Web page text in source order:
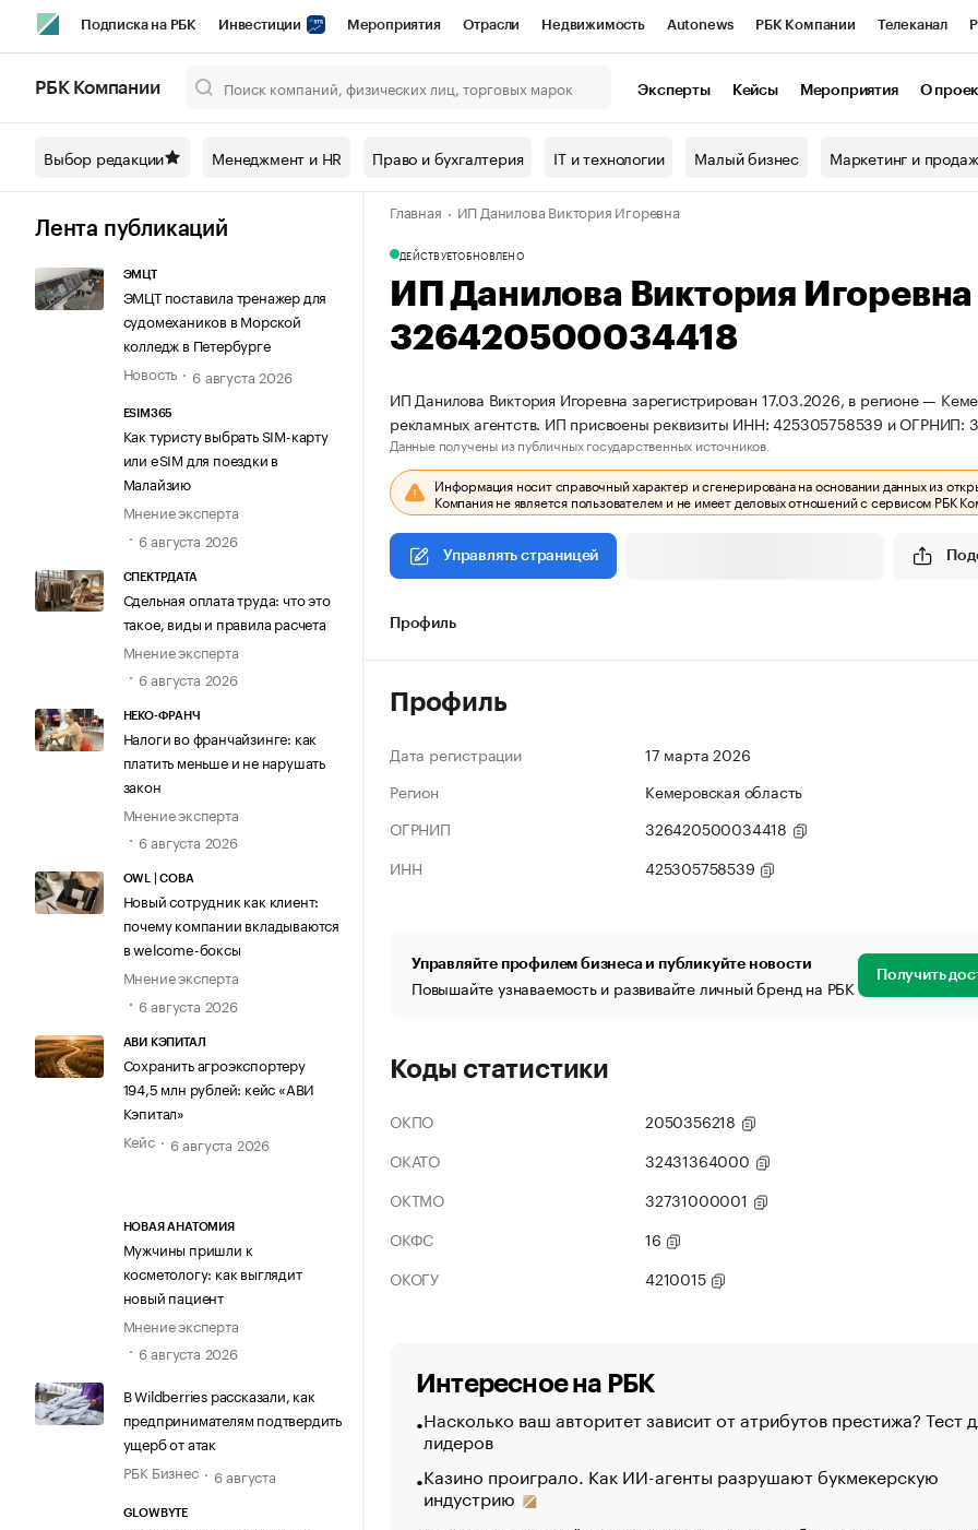
Подписка на РБК Инвестиции Мероприятия Отрасли Недвижимость Autonews РБК Компании Телеканал
Спецпроекты СПб Конференции СПб Спецпроекты Проверка контрагентов
Технологии и медиа Рынок наличной валюты
РБК Компании Эксперты Кейсы Мероприятия О
Выбор редакции Менеджмент и HR Право и бухгалтерия IT и технологии Малый бизнес Маркетинг и
Лента публикаций
ЭМЦТ
ЭМЦТ поставила тренажер для
судомехаников в Морской
колледж в Петербурге
Новость
6 августа 2026
ESIM365
Как туристу выбрать SIM-карту
или eSIM для поездки в
Малайзию
Мнение эксперта
6 августа 2026
СПЕКТРДАТА
Сдельная оплата труда: что это
такое, виды и правила расчета
Мнение эксперта
6 августа 2026
НЕКО-ФРАНЧ
Налоги во франчайзинге: как
платить меньше и не нарушать
закон
Мнение эксперта
6 августа 2026
OWL | СОВА
Новый сотрудник как клиент:
почему компании вкладываются
в welcome-боксы
Мнение эксперта
6 августа 2026
АВИ КЭПИТАЛ
Сохранить агроэкспортеру
194,5 млн рублей: кейс «АВИ
Кэпитал»
Кейс
6 августа 2026
НОВАЯ АНАТОМИЯ
Мужчины пришли к
косметологу: как выглядит
новый пациент
Мнение эксперта
6 августа 2026
В Wildberries рассказали, как
предпринимателям подтвердить
ущерб от атак
РБК Бизнес
6 августа
GLOWBYTE
Главная ИП Данилова Виктория Игоревна
ДЕЙСТВУЕТОБНОВЛЕНО
ИП Данилова Виктория
326420500034418
ИП Данилова Виктория Игоревна зарегистрирован 17.03.2026, в регионе —
рекламных агентств. ИП присвоены реквизиты ИНН: 425305758539 и ОГРНИП:
Данные получены из публичных государственных источников.
Информация носит справочный характер и сгенерирована на основании данных из
Компания не является пользователем и не имеет деловых отношений с сервисом РБК
Управлять страницей
Профиль
Профиль
Дата регистрации
17 марта 2026
Регион
Кемеровская область
ОГРНИП
326420500034418
ИНН
425305758539
Управляйте профилем бизнеса и публикуйте новости
Повышайте узнаваемость и развивайте личный бренд на РБК Получить
Коды статистики
ОКПО
2050356218
ОКАТО
32431364000
ОКТМО
32731000001
ОКФС
16
ОКОГУ
4210015
Интересное на РБК
Насколько ваш авторитет зависит от атрибутов престижа? Тест
лидеров
Казино проиграло. Как ИИ-агенты разрушают букмекерскую
индустрию